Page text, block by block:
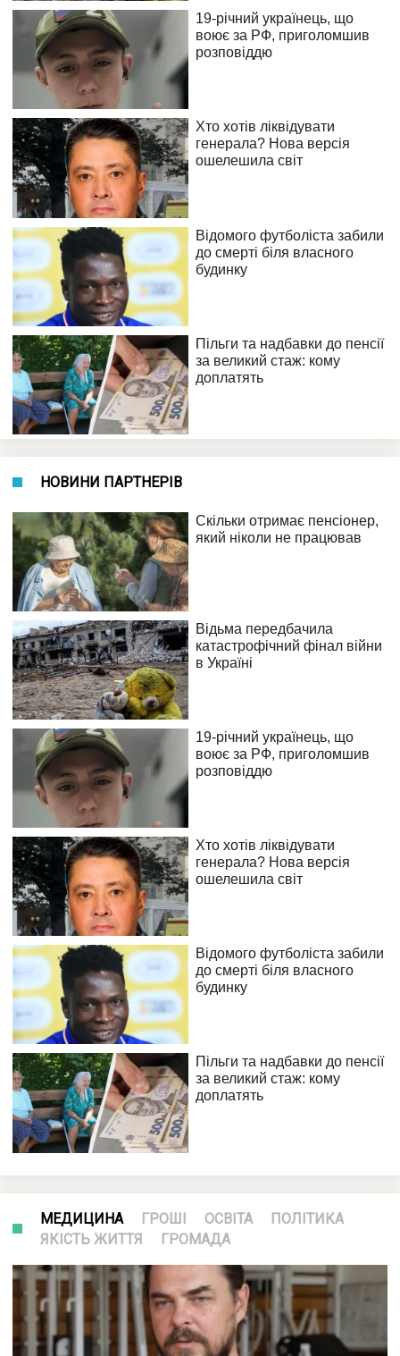
НОВИНИ ПАРТНЕРІВ
МЕДИЦИНА ГРОШІ ОСВІТА
ПОЛІТИКА
ЯКІСТЬ ЖИТТЯ
ГРОМАДА